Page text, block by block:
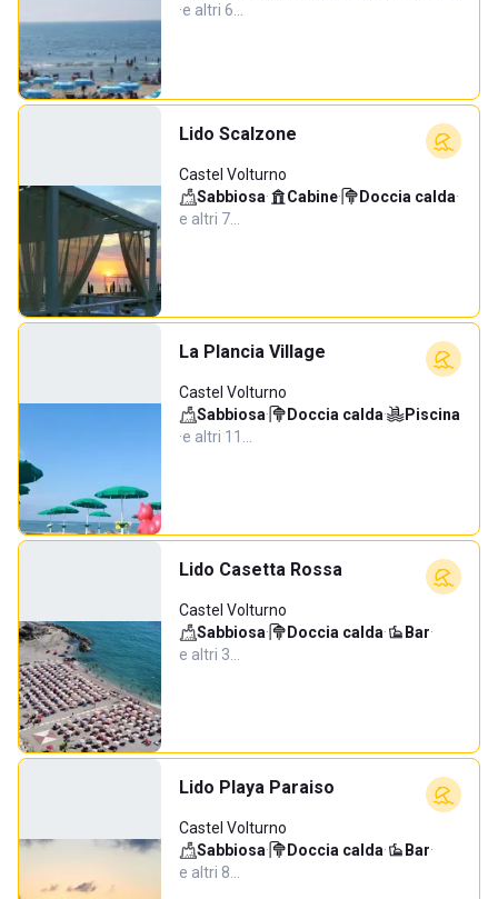
·e altri 6…
Lido Scalzone
Castel Volturno
Sabbiosa· Cabine· Doccia calda·
e altri 7…
La Plancia Village
Castel Volturno
Sabbiosa· Doccia calda·
Piscina
·e altri 11…
Lido Casetta Rossa
Castel Volturno
Sabbiosa· Doccia calda· Bar·
e altri 3…
Lido Playa Paraiso
Castel Volturno
Sabbiosa· Doccia calda· Bar·
e altri 8…